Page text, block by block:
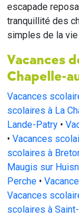
escapade
tranquillité des
simples de la vie
Vacances
Chapelle-
Vacances
scolaires à La
Lande-Patry •
• Vacances
scolaires à
Maugis sur
Perche •
Vacances
scolaires à